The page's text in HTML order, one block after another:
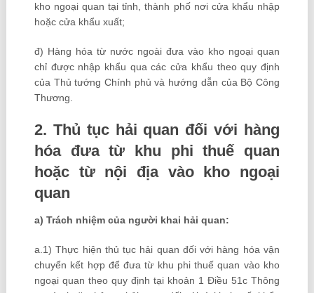
kho ngoại quan tại tỉnh, thành phố nơi cửa khẩu nhập
hoặc cửa khẩu xuất;
đ) Hàng hóa từ nước ngoài đưa vào kho ngoại quan
chỉ được nhập khẩu qua các cửa khẩu theo quy định
của Thủ tướng Chính phủ và hướng dẫn của Bộ Công
Thương.
2. Thủ tục hải quan đối với hàng
hóa đưa từ khu phi thuế quan
hoặc từ nội địa vào kho ngoại
quan
a) Trách nhiệm của người khai hải quan:
a.1) Thực hiện thủ tục hải quan đối với hàng hóa vận
chuyển kết hợp để đưa từ khu phi thuế quan vào kho
ngoại quan theo quy định tại khoản 1 Điều 51c Thông